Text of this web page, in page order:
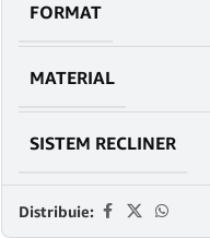
FORMAT
MATERIAL
SISTEM RECLINER
Distribuie: